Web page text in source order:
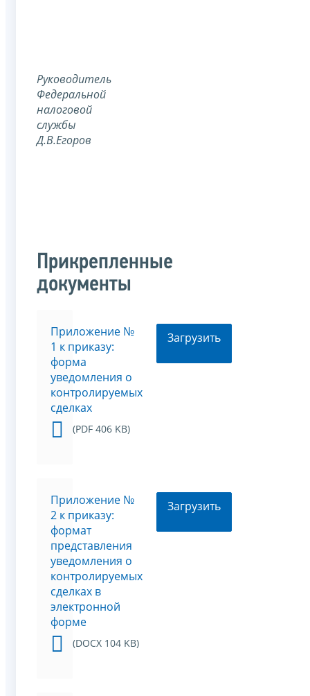
Руководитель
Федеральной
налоговой
службы
Д.В.Егоров
Прикрепленные
документы
Приложение №
1 к приказу:
форма
уведомления о
контролируемых
сделках
(PDF 406 KB)
Загрузить
Приложение №
2 к приказу:
формат
представления
уведомления о
контролируемых
сделках в
электронной
форме
(DOCX 104 KB)
Загрузить